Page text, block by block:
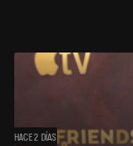
HACE 2 DÍAS